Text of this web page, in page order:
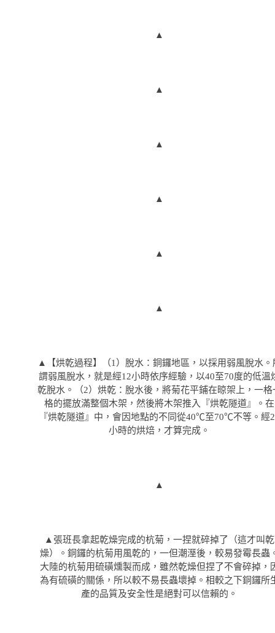
▲
▲
▲
▲
▲
▲
▲【烘乾過程】（1）脫水：銅鑼地區，以採用弱風脫水。
謂弱風脫水，就是經12小時依序經驗，以40至70度的低溫
乾脫水。（2）烘乾：脫水後，將菊花平鋪在晾架上，一格
格的擺放滿整個木架，然後將木架推入『烘乾隧道』。在
『烘乾隧道』中，會因地點的不同從40℃至70℃不等。經
小時的烘焙，才算完成。
▲
▲張班長拿起乾燥完成的杭菊，一捏就碎掉了（這才叫乾
燥）。銅鑼的杭菊用風乾的，一但潮溼後，較易發霉長蟲
大陸的杭菊用硫磺燻製而成，雖然乾燥但捏了不會碎掉，
為有硫磺的關係，所以較不易長蟲壞掉。相較之下銅鑼所
產的品質及安全性是絕對可以信賴的。